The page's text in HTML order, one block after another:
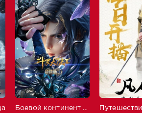
Боевой континент 2: Непревзойдённый клан Тан